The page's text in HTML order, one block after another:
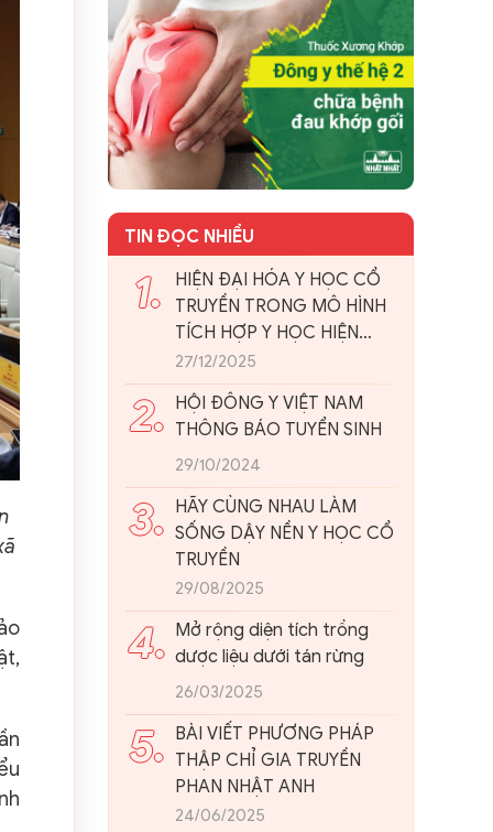
TIN ĐỌC NHIỀU
1.
HIỆN ĐẠI HÓA Y HỌC CỔ
TRUYỀN TRONG MÔ HÌNH
TÍCH HỢP Y HỌC HIỆN
ĐẠI: NHÌN TỪ THỰC TIỄN
VIỆT NAM
27/12/2025
2. HỘI ĐÔNG Y VIỆT NAM
THÔNG BÁO TUYỂN SINH
29/10/2024
3. HÃY CÙNG NHAU LÀM
SỐNG DẬY NỀN Y HỌC CỔ
TRUYỀN
29/08/2025
4. Mở rộng diện tích trồng
dược liệu dưới tán rừng
26/03/2025
5. BÀI VIẾT PHƯƠNG PHÁP
THẬP CHỈ GIA TRUYỀN
PHAN NHẬT ANH
24/06/2025